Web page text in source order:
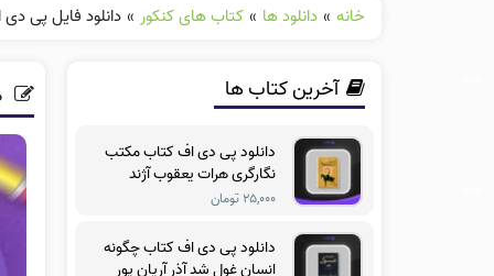
خانه » دانلود ها » کتاب های کنکور » دانلود فایل پی
آخرین کتاب ها
دانلود پی دی اف کتاب مکتب
نگارگری هرات یعقوب آژند
۲۵,۰۰۰ تومان
دانلود پی دی اف کتاب چگونه
انسان غول شد آذر آریان پور